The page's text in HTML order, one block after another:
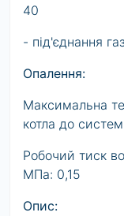
40
- під'єднання
Опалення:
Максимальна
котла до
Робочий тиск
МПа: 0,15
Опис: